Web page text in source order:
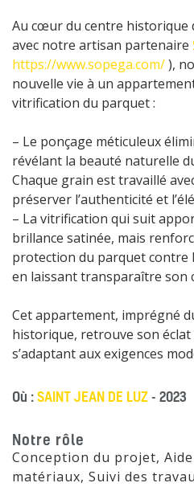
Au cœur du centre historique
avec notre artisan partenaire
https://www.sopega.com/),
nouvelle vie à un
vitrification du parquet :
– Le ponçage méticuleux
révélant la beauté naturelle
Chaque grain est travaillé
préserver l’authenticité et
– La vitrification qui suit
brillance satinée, mais
protection du parquet contre
en laissant transparaître son
Cet appartement, imprégné
historique, retrouve son éclat
s’adaptant aux exigences
Où :SAINT JEAN DE LUZ- 2023
Notre rôle
Conception du projet,
matériaux, Suivi des